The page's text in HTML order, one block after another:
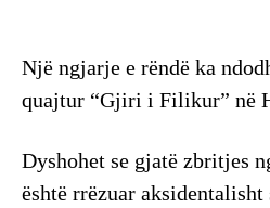
Një ngjarje e rëndë ka
quajtur “Gjiri i Filikur” në
Dyshohet se gjatë zbritjes
është rrëzuar aksidentalisht